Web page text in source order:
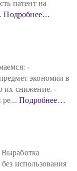
патент на
Подробнее…
-
экономии в
их снижение. -
ре...Подробнее…
использования